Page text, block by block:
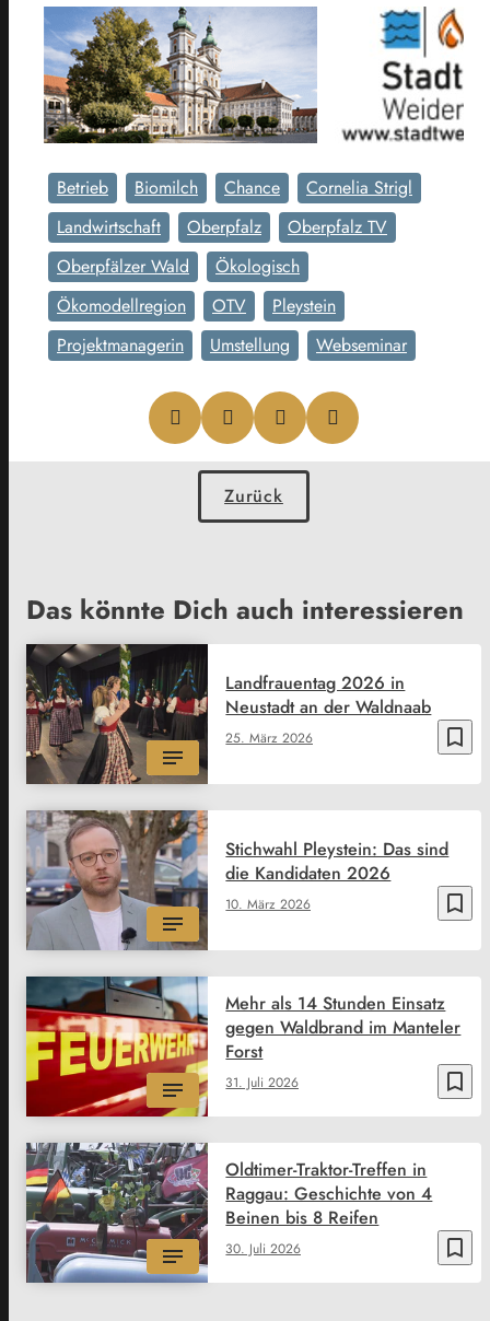
Betrieb Biomilch Chance
Cornelia Strigl
Landwirtschaft
Oberpfalz
Oberpfalz TV
Oberpfälzer Wald
Ökologisch
Ökomodellregion
OTV
Pleystein
Projektmanagerin
Umstellung Webseminar
Zurück
Das könnte Dich auch interessieren
bookmark_border
25. März 2026
Landfrauentag 2026 in
Neustadt an der Waldnaab
bookmark_border
10. März 2026
Stichwahl Pleystein: Das sind
die Kandidaten 2026
bookmark_border
31. Juli 2026
Mehr als 14 Stunden Einsatz
gegen Waldbrand im Manteler
Forst
bookmark_border
30. Juli 2026
Oldtimer-Traktor-Treffen in
Raggau: Geschichte von 4
Beinen bis 8 Reifen